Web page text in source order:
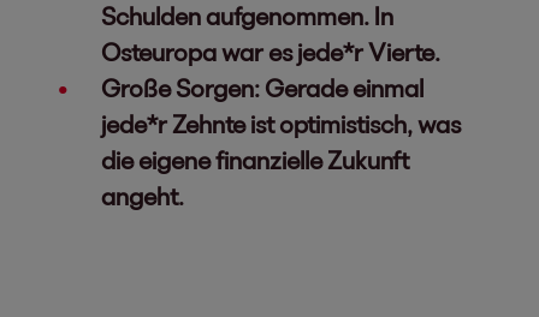
Schulden aufgenommen. In
Osteuropa war es jede*r Vierte.
Große Sorgen: Gerade einmal
jede*r Zehnte ist optimistisch, was
die eigene finanzielle Zukunft
angeht.